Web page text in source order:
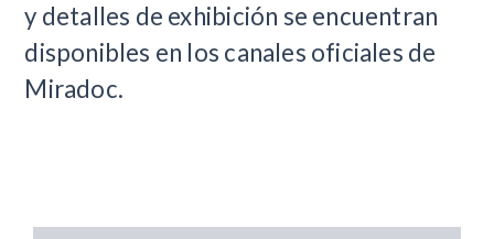
y detalles de exhibición se encuentran
disponibles en los canales oficiales de
Miradoc.